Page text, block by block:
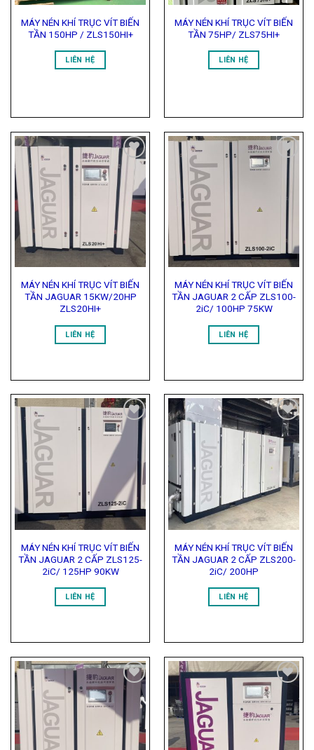
MÁY NÉN KHÍ TRỤC VÍT BIẾN
TẦN 150HP / ZLS150HI+
LIÊN HỆ
MÁY NÉN KHÍ TRỤC VÍT BIẾN
TẦN 75HP/ ZLS75HI+
LIÊN HỆ
Add to
Wishlist
MÁY NÉN KHÍ TRỤC VÍT BIẾN
TẦN JAGUAR 15KW/20HP
ZLS20HI+
LIÊN HỆ
Wishlist
MÁY NÉN KHÍ TRỤC VÍT BIẾN
TẦN JAGUAR 2 CẤP ZLS100-
2iC/ 100HP 75KW
LIÊN HỆ
Wishlist
MÁY NÉN KHÍ TRỤC VÍT BIẾN
TẦN JAGUAR 2 CẤP ZLS125-
2iC/ 125HP 90KW
LIÊN HỆ
Add to
Wishlist
MÁY NÉN KHÍ TRỤC VÍT BIẾN
TẦN JAGUAR 2 CẤP ZLS200-
2iC/ 200HP
LIÊN HỆ
Add to
Wishlist
Add to
Wishlist